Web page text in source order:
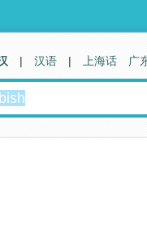
| 汉语 | 上海话 广